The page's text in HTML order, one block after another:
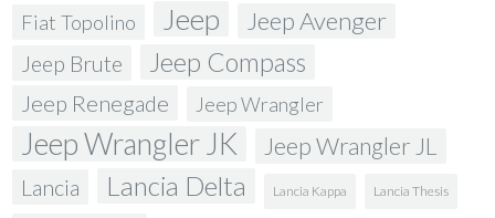
Fiat Topolino Jeep Jeep Avenger
Jeep Brute Jeep Compass
Jeep Renegade Jeep Wrangler
Jeep Wrangler JK Jeep Wrangler JL
Lancia Lancia Delta Lancia Kappa Lancia Thesis